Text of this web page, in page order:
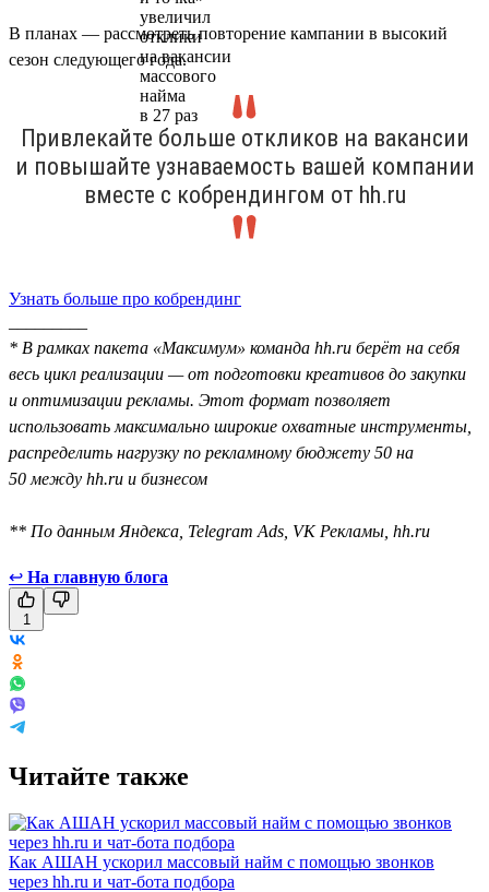
В планах — рассмотреть повторение кампании в высокий
сезон следующего года.
Привлекайте больше откликов на вакансии
и повышайте узнаваемость вашей компании
вместе с кобрендингом от hh.ru
Узнать больше про кобрендинг
* В рамках пакета «Максимум» команда hh.ru берёт на себя
весь цикл реализации — от подготовки креативов до закупки
и оптимизации рекламы. Этот формат позволяет
использовать максимально широкие охватные инструменты,
распределить нагрузку по рекламному бюджету 50 на
50 между hh.ru и бизнесом
** По данным Яндекса, Telegram Ads, VK Рекламы, hh.ru
↩ На главную блога
1
Читайте также
Как АШАН ускорил массовый найм с помощью звонков
через hh.ru и чат-бота подбора